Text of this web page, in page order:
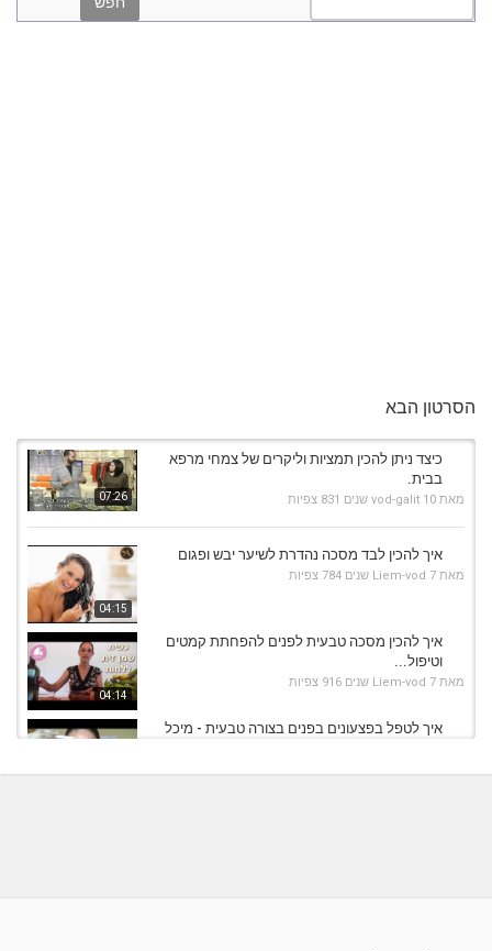
הסרטון הבא
07:26
כיצד ניתן להכין תמציות וליקרים של צמחי מרפא
בבית.
מאת vod-galit 10 שנים 831 צפיות
04:15
איך להכין לבד מסכה נהדרת לשיער יבש ופגום
מאת Liem-vod 7 שנים 784 צפיות
04:14
איך להכין מסכה טבעית לפנים להפחתת קמטים
וטיפול...
מאת Liem-vod 7 שנים 916 צפיות
איך לטפל בפצעונים בפנים בצורה טבעית - מיכל